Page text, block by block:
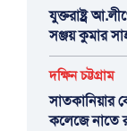
যুক্তরাষ্ট্র
সঞ্জয় কুমার
দক্ষিন চট্টগ্রাম
সাতকানিয়ার
কলেজে নাতে